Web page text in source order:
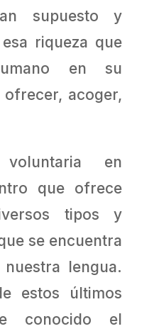
supuesto y
riqueza que
en su
ofrecer, acoger,
en
que ofrece
tipos y
se encuentra
lengua.
estos últimos
conocido el